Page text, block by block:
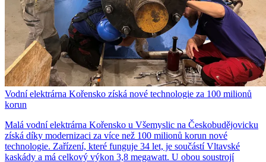
Vodní elektrárna Kořensko získá nové technologie za 100 milionů
korun
Malá vodní elektrárna Kořensko u Všemyslic na Českobudějovicku
získá díky modernizaci za více než 100 milionů korun nové
technologie. Zařízení, které funguje 34 let, je součástí Vltavské
kaskády a má celkový výkon 3,8 megawatt. U obou soustrojí